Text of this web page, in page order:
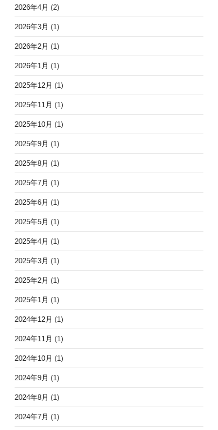
2026年4月 (2)
2026年3月 (1)
2026年2月 (1)
2026年1月 (1)
2025年12月 (1)
2025年11月 (1)
2025年10月 (1)
2025年9月 (1)
2025年8月 (1)
2025年7月 (1)
2025年6月 (1)
2025年5月 (1)
2025年4月 (1)
2025年3月 (1)
2025年2月 (1)
2025年1月 (1)
2024年12月 (1)
2024年11月 (1)
2024年10月 (1)
2024年9月 (1)
2024年8月 (1)
2024年7月 (1)